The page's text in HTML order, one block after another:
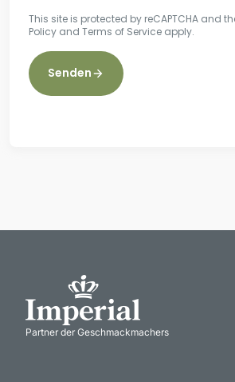
This site is protected by reCAPTCHA and
Policy and Terms of Service apply.
Senden
Partner der Geschmackmachers